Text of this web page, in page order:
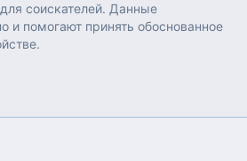
соискателей. Данные
и помогают принять обоснованное